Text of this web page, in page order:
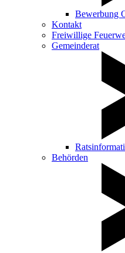
Bewerbung
Kontakt
Freiwillige
Gemeinderat
Behörden